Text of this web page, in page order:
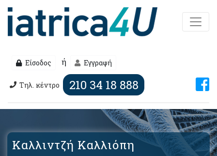
Είσοδος ή Εγγραφή
Τηλ. κέντρο 210 34 18 888
Καλλιντζή Καλλιόπη